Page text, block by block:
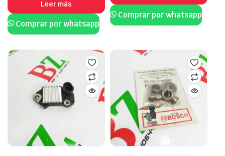
Leer más
Comprar por whatsapp
Comprar por whatsapp